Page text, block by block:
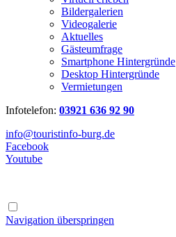
Bildergalerien
Videogalerie
Aktuelles
Gästeumfrage
Smartphone Hintergründe
Desktop Hintergründe
Vermietungen
Infotelefon: 03921 636 92 90
info@touristinfo-burg.de
Facebook
Youtube
Navigation überspringen